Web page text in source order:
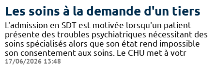
Les soins à la demande d'un tiers
L'admission en SDT est motivée lorsqu'un patient
présente des troubles psychiatriques nécessitant des
soins spécialisés alors que son état rend impossible
son consentement aux soins. Le CHU met à votr
17/06/2026 13:48